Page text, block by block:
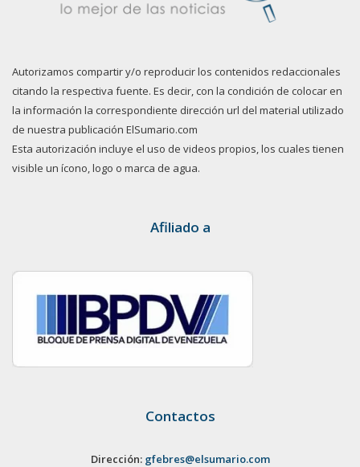
Autorizamos compartir y/o reproducir los contenidos redaccionales
citando la respectiva fuente. Es decir, con la condición de colocar en
la información la correspondiente dirección url del material utilizado
de nuestra publicación ElSumario.com
Esta autorización incluye el uso de videos propios, los cuales tienen
visible un ícono, logo o marca de agua.
Afiliado a
Contactos
Dirección: gfebres@elsumario.com